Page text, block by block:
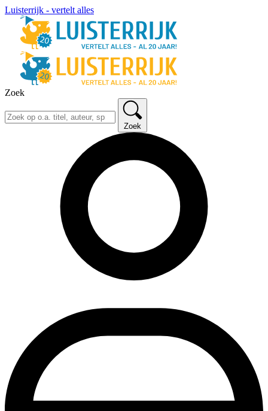
Luisterrijk - vertelt alles
Zoek
Zoek